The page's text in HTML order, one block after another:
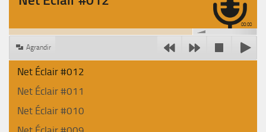
00:00
Agrandir
Net Éclair #012
Net Éclair #011
Net Éclair #010